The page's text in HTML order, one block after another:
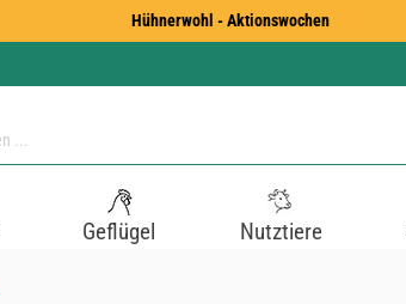
Hühnerwohl - Aktionswochen
Geflügel Nutztiere